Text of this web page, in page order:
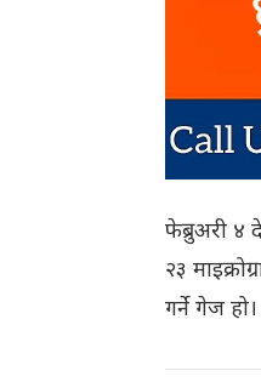
फेब्रुअरी ४
२३
गर्ने गेज हो।